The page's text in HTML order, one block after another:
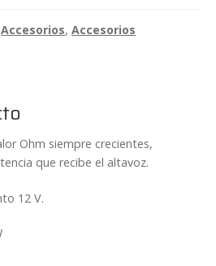
Accesorios,Accesorios
Ohm siempre crecientes,
que recibe el altavoz.
12 V.